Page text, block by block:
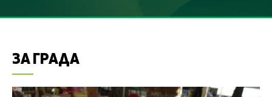
ЗА ГРАДА